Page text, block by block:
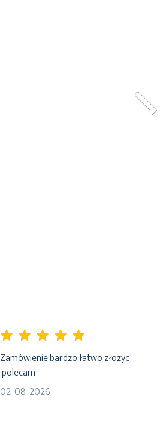
Zamówienie bardzo łatwo złozyc
.polecam
02-08-2026